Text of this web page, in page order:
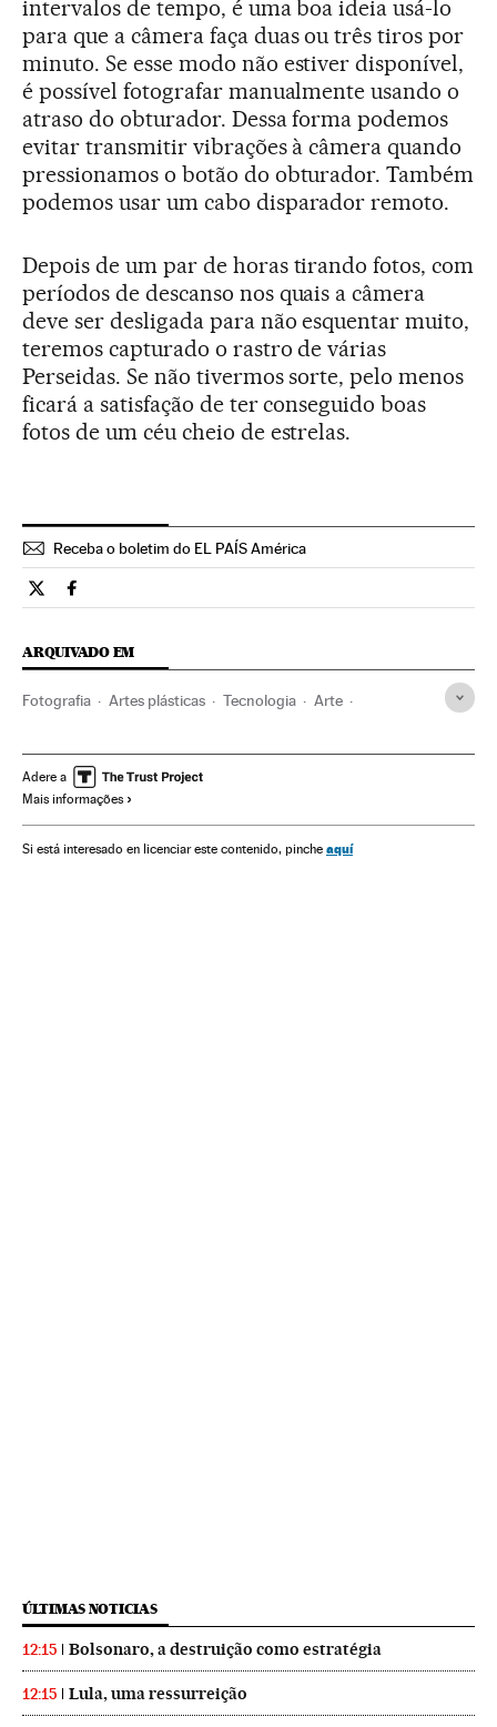
intervalos de tempo, é uma boa ideia usá-lo
para que a câmera faça duas ou três tiros por
minuto. Se esse modo não estiver disponível,
é possível fotografar manualmente usando o
atraso do obturador. Dessa forma podemos
evitar transmitir vibrações à câmera quando
pressionamos o botão do obturador. Também
podemos usar um cabo disparador remoto.
Depois de um par de horas tirando fotos, com
períodos de descanso nos quais a câmera
deve ser desligada para não esquentar muito,
teremos capturado o rastro de várias
Perseidas. Se não tivermos sorte, pelo menos
ficará a satisfação de ter conseguido boas
fotos de um céu cheio de estrelas.
Receba o boletim do EL PAÍS América
Tecnologia El País Brasil en Twitter
Tecnologia El País Brasil en Facebook
ARQUIVADO EM
Fotografia Artes plásticas Tecnologia Arte
Astronomia Ciência
Adere a
Mais informações
Si está interesado en licenciar este contenido, pinche aquí
ÚLTIMAS NOTICIAS
12:15 Bolsonaro, a destruição como estratégia
12:15 Lula, uma ressurreição